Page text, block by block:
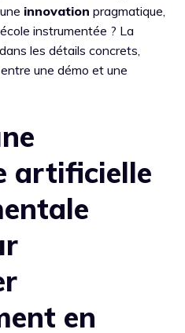
innovation pragmatique,
instrumentée ? La
les détails concrets,
une démo et une
artificielle
en